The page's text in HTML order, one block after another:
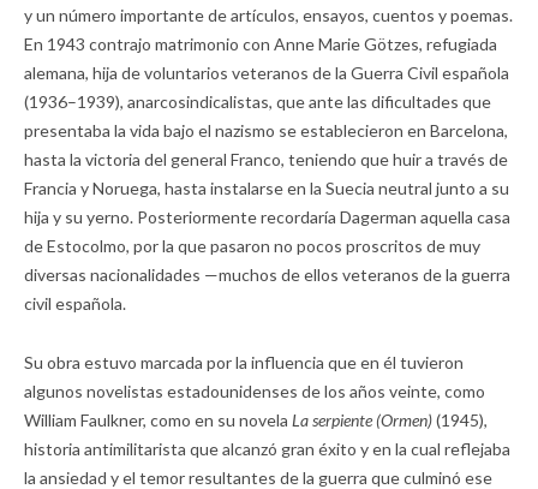
y un número importante de artículos, ensayos, cuentos y poemas.
En 1943 contrajo matrimonio con Anne Marie Götzes, refugiada
alemana, hija de voluntarios veteranos de la Guerra Civil española
(1936–1939), anarcosindicalistas, que ante las dificultades que
presentaba la vida bajo el nazismo se establecieron en Barcelona,
hasta la victoria del general Franco, teniendo que huir a través de
Francia y Noruega, hasta instalarse en la Suecia neutral junto a su
hija y su yerno. Posteriormente recordaría Dagerman aquella casa
de Estocolmo, por la que pasaron no pocos proscritos de muy
diversas nacionalidades —muchos de ellos veteranos de la guerra
civil española.
Su obra estuvo marcada por la influencia que en él tuvieron
algunos novelistas estadounidenses de los años veinte, como
William Faulkner, como en su novela La serpiente (Ormen)(1945),
historia antimilitarista que alcanzó gran éxito y en la cual reflejaba
la ansiedad y el temor resultantes de la guerra que culminó ese